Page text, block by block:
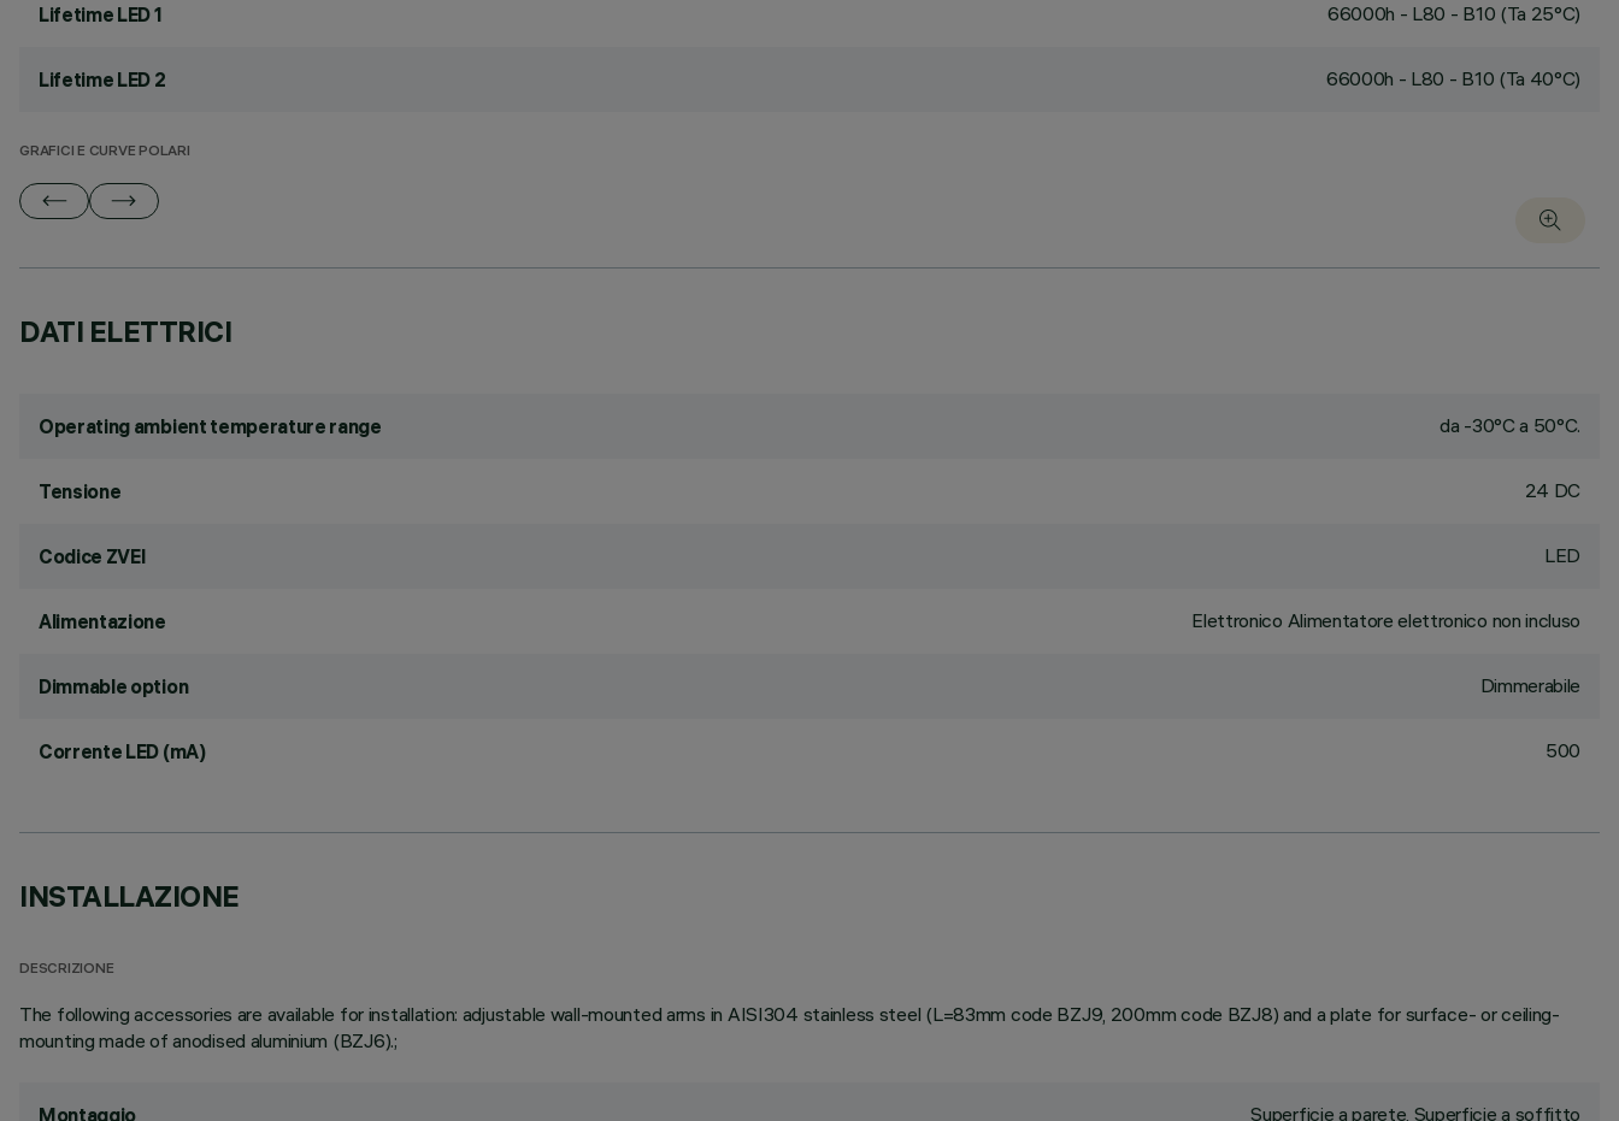
Lifetime LED 1 66000h - L80 - B10 (Ta 25°C)
Lifetime LED 2 66000h - L80 - B10 (Ta 40°C)
GRAFICI E CURVE POLARI
DATI ELETTRICI
Operating ambient temperature range da -30°C a 50°C.
Tensione 24 DC
Codice ZVEI LED
Alimentazione Elettronico Alimentatore elettronico non incluso
Dimmable option Dimmerabile
Corrente LED (mA) 500
INSTALLAZIONE
DESCRIZIONE
The following accessories are available for installation: adjustable wall-mounted arms in AISI304 stainless steel (L=83mm code BZJ9, 200mm code BZJ8) and a plate for surface- or ceiling-
mounting made of anodised aluminium (BZJ6).;
Montaggio Superficie a parete, Superficie a soffitto